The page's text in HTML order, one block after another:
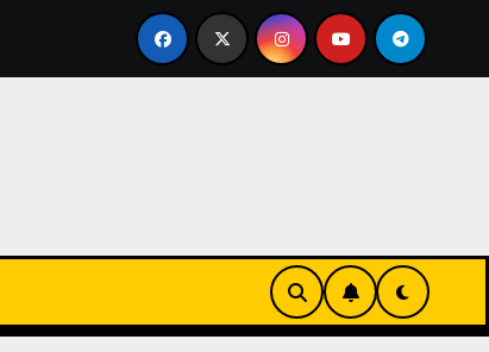
That Drive Brand Growth and Customer